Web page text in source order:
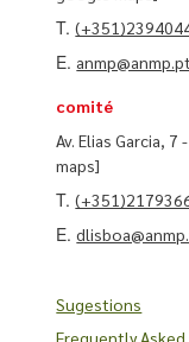
T.
E. anmp@anmp.pt
comité
Av. Elias Garcia,
maps]
T.
E.
Sugestions
Frequently